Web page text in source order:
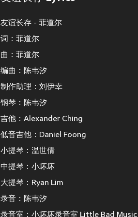
友谊长存 - 菲道尔
词：菲道尔
曲：菲道尔
编曲：陈韦汐
制作助理：刘伊幸
钢琴：陈韦汐
吉他：Alexander Ching
低音吉他：Daniel Foong
小提琴：温世倩
中提琴：小坏坏
大提琴：Ryan Lim
录音：陈韦汐
录音室：小坏坏录音室 Little Bad Music